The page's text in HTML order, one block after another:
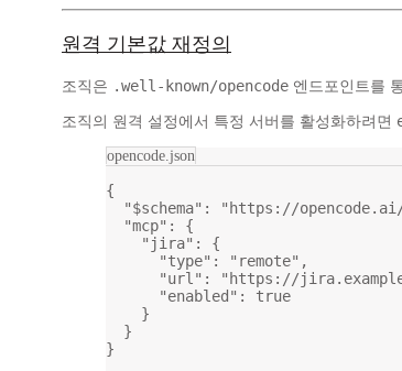
원격 기본값 재정의
조직은 .well-known/opencode 엔드포인트를
조직의 원격 설정에서 특정 서버를 활성화하려면
opencode.json
{
"$schema" : "https://
"mcp" : {
"jira" : {
"type" : "remote" ,
"url" : "https://
"enabled" : true
}
}
}